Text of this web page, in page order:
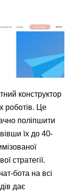
конструктор
роботів. Це
поліпшити
їх до 40-
стратегії.
бота на всі
дає